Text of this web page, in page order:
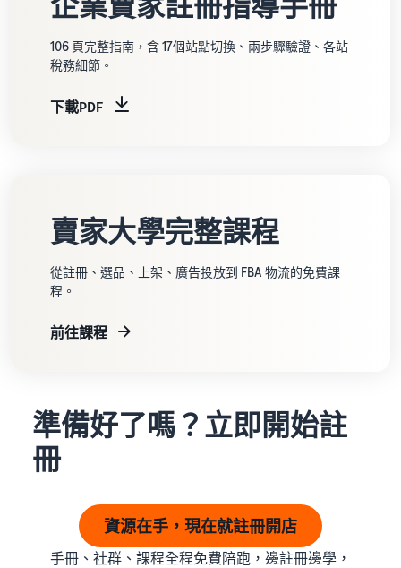
106 頁完整指南，含 17個站點切換、兩步驟驗證、各站
稅務細節。
下載PDF
賣家大學完整課程
從註冊、選品、上架、廣告投放到 FBA 物流的免費課
程。
前往課程
準備好了嗎？立即開始註
冊
資源在手，現在就註冊開店
手冊、社群、課程全程免費陪跑，邊註冊邊學，